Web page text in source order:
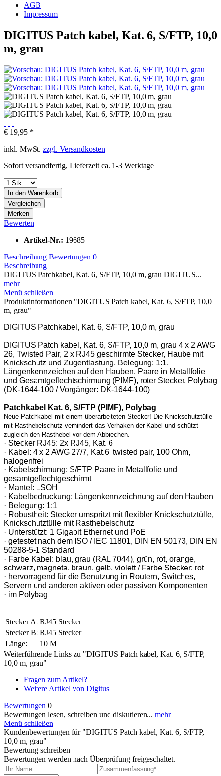
AGB
Impressum
DIGITUS Patch kabel, Kat. 6, S/FTP, 10,0
m, grau
€ 19,95 *
inkl. MwSt. zzgl. Versandkosten
Sofort versandfertig, Lieferzeit ca. 1-3 Werktage
In den Warenkorb
Vergleichen
Merken
Bewerten
Artikel-Nr.: 19685
Beschreibung Bewertungen 0
Beschreibung
DIGITUS Patchkabel, Kat. 6, S/FTP, 10,0 m, grau DIGITUS...
mehr
Menü schließen
Produktinformationen "DIGITUS Patch kabel, Kat. 6, S/FTP, 10,0
m, grau"
DIGITUS Patchkabel, Kat. 6, S/FTP, 10,0 m, grau
DIGITUS Patch kabel, Kat. 6, S/FTP, 10,0 m, grau 4 x 2 AWG
26, Twisted Pair, 2 x RJ45 geschirmte Stecker, Haube mit
Knickschutz und Zugentlastung, Belegung: 1:1,
Längenkennzeichen auf den Hauben, Paare in Metallfolie
und Gesamtgeflechtschirmung (PIMF), roter Stecker, Polybag
(DK-1644-100 / Vorgänger: DK-1644-100)
Patchkabel Kat. 6, S/FTP (PIMF), Polybag
Neue Patchkabel mit einem überarbeiteten Stecker! Die Knickschutztülle
mit Rasthebelschutz verhindert das Verhaken der Kabel und schützt
zugleich den Rasthebel vor dem Abbrechen.
· Stecker RJ45: 2x RJ45, Kat. 6
· Kabel: 4 x 2 AWG 27/7, Kat.6, twisted pair, 100 Ohm,
halogenfrei
· Kabelschirmung: S/FTP Paare in Metallfolie und
gesamtgeflechtgeschirmt
· Mantel: LSOH
· Kabelbedruckung: Längenkennzeichnung auf den Hauben
· Belegung: 1:1
· Robustheit: Stecker umspritzt mit flexibler Knickschutztülle,
Knickschutztülle mit Rasthebelschutz
· Unterstützt: 1 Gigabit Ethernet und PoE
· getestet nach dem ISO / IEC 11801, DIN EN 50173, DIN EN
50288-5-1 Standard
· Farbe Kabel: blau, grau (RAL 7044), grün, rot, orange,
schwarz, magneta, braun, gelb, violett / Farbe Stecker: rot
· hervorragend für die Benutzung in Routern, Switches,
Servern und anderen aktiven oder passiven Komponenten
· im Polybag
Stecker A: RJ45 Stecker
Stecker B: RJ45 Stecker
Länge:
10 M
Weiterführende Links zu "DIGITUS Patch kabel, Kat. 6, S/FTP,
10,0 m, grau"
Fragen zum Artikel?
Weitere Artikel von Digitus
Bewertungen 0
Bewertungen lesen, schreiben und diskutieren... mehr
Menü schließen
Kundenbewertungen für "DIGITUS Patch kabel, Kat. 6, S/FTP,
10,0 m, grau"
Bewertung schreiben
Bewertungen werden nach Überprüfung freigeschaltet.